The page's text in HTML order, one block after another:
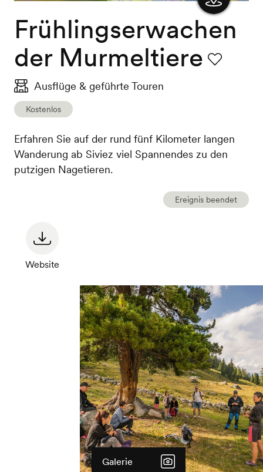
Karte
Frühlingserwachen
der Murmeltiere
Ausflüge & geführte Touren
Kostenlos
Erfahren Sie auf der rund fünf Kilometer langen
Wanderung ab Siviez viel Spannendes zu den
putzigen Nagetieren.
Ereignis beendet
Website
Galerie